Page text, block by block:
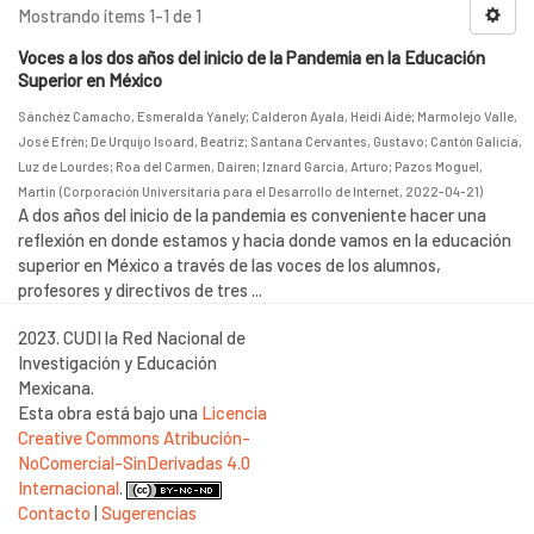
Mostrando ítems 1-1 de 1
Voces a los dos años del inicio de la Pandemia en la Educación
Superior en México
Sánchéz Camacho, Esmeralda Yanely; Calderon Ayala, Heidi Aidé; Marmolejo Valle,
José Efrén; De Urquijo Isoard, Beatriz; Santana Cervantes, Gustavo; Cantón Galicia,
Luz de Lourdes; Roa del Carmen, Dairen; Iznard García, Arturo; Pazos Moguel,
Martin (Corporación Universitaria para el Desarrollo de Internet, 2022-04-21)
A dos años del inicio de la pandemia es conveniente hacer una
reflexión en donde estamos y hacia donde vamos en la educación
superior en México a través de las voces de los alumnos,
profesores y directivos de tres ...
2023. CUDI la Red Nacional de
Investigación y Educación
Mexicana.
Esta obra está bajo una Licencia
Creative Commons Atribución-
NoComercial-SinDerivadas 4.0
Internacional.
Contacto |Sugerencias